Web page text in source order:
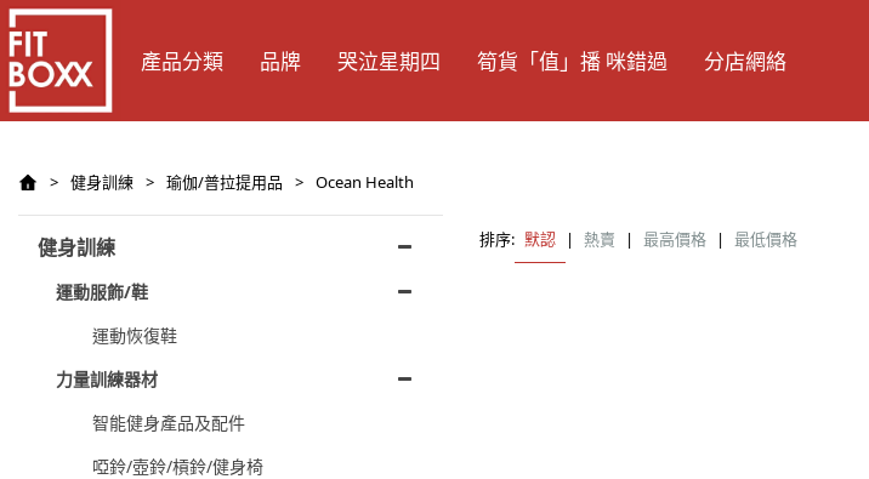
產品分類 品牌 哭泣星期四 筍貨「值」播 咪錯過 分店網絡
> 健身訓練 > 瑜伽/普拉提用品 > Ocean Health
健身訓練
運動服飾/鞋
運動恢復鞋
力量訓練器材
智能健身產品及配件
啞鈴/壺鈴/槓鈴/健身椅
排序: 默認 | 熱賣 | 最高價格 | 最低價格